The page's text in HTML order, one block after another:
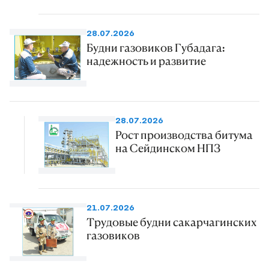
28.07.2026
Будни газовиков Губадага:
надежность и развитие
28.07.2026
Рост производства битума
на Сейдинском НПЗ
21.07.2026
Трудовые будни сакарчагинских
газовиков